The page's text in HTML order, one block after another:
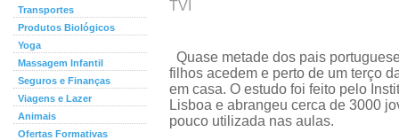
Transportes
Produtos Biológicos
Yoga
Massagem Infantil
Seguros e Finanças
Viagens e Lazer
Animais
Ofertas Formativas
TVI
Quase metade dos pais
filhos acedem e perto de um terço
em casa. O estudo foi feito pelo
Lisboa e abrangeu cerca de 3000
pouco utilizada nas aulas.